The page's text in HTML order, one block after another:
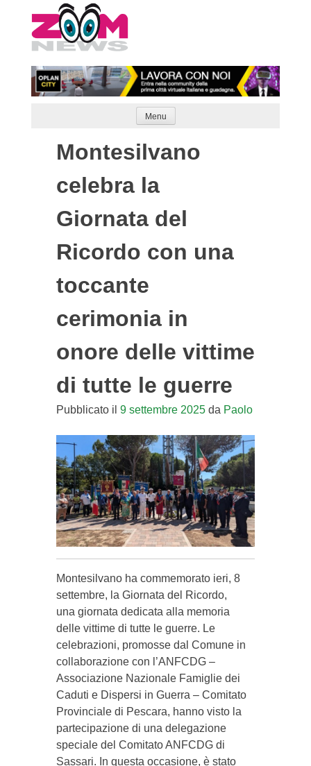
to
content
Menu
Montesilvano
celebra la
Giornata del
Ricordo con una
toccante
cerimonia in
onore delle vittime
di tutte le guerre
Pubblicato il 9 settembre 2025da Paolo
Montesilvano ha commemorato ieri, 8
settembre, la Giornata del Ricordo,
una giornata dedicata alla memoria
delle vittime di tutte le guerre. Le
celebrazioni, promosse dal Comune in
collaborazione con l’ANFCDG –
Associazione Nazionale Famiglie dei
Caduti e Dispersi in Guerra – Comitato
Provinciale di Pescara, hanno visto la
partecipazione di una delegazione
speciale del Comitato ANFCDG di
Sassari. In questa occasione, è stato